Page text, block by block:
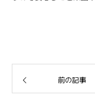
前の記事